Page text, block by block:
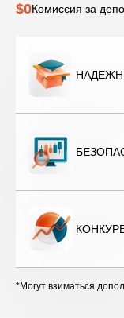
$0Комиссия за
*Могут взиматься